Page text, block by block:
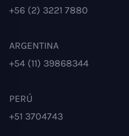
+56 (2) 3221 7880
ARGENTINA
+54 (11) 39868344
PERÚ
+51 3704743